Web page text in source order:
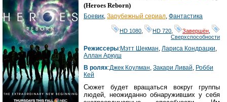
(Heroes Reborn)
Боевик, Зарубежный сериал, Фантастика
HD 1080 HD 720 Завершён
Сверхспособности
Режиссеры:Мэтт Шекман, Лариса Кондрацки,
Аллан Аркуш
В ролях:Джек Коулман, Закари Ливай, Робби
Кей
Сюжет будет вращаться вокруг группы
людей, неожиданно обнаруживших у себя